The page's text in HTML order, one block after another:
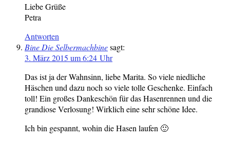
Liebe Grüße
Petra
Antworten
Bine Die Selbermachbinesagt:
3. März 2015 um 6:24 Uhr
Das ist ja der Wahnsinn, liebe Marita. So viele niedliche
Häschen und dazu noch so viele tolle Geschenke. Einfach
toll! Ein großes Dankeschön für das Hasenrennen und die
grandiose Verlosung! Wirklich eine sehr schöne Idee.
Ich bin gespannt, wohin die Hasen laufen 🙂